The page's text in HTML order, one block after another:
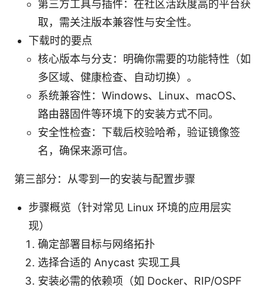
第三方工具与插件：在社区活跃度高的平台获
取，需关注版本兼容性与安全性。
下载时的要点
核心版本与分支：明确你需要的功能特性（如
多区域、健康检查、自动切换）。
系统兼容性：Windows、Linux、macOS、
路由器固件等环境下的安装方式不同。
安全性检查：下载后校验哈希，验证镜像签
名，确保来源可信。
第三部分：从零到一的安装与配置步骤
步骤概览（针对常见 Linux 环境的应用层实
现）
确定部署目标与网络拓扑
选择合适的 Anycast 实现工具
安装必需的依赖项（如 Docker、RIP/OSPF